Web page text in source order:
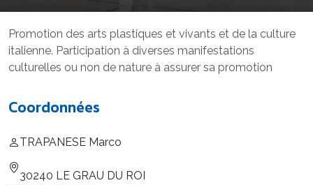
Promotion des arts plastiques et vivants et de la culture
italienne. Participation à diverses manifestations
culturelles ou non de nature à assurer sa promotion
Coordonnées
TRAPANESE Marco
30240 LE GRAU DU ROI